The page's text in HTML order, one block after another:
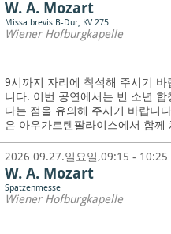
W. A. Mozart
Missa brevis B-Dur, KV 275
Wiener Hofburgkapelle
9시까지 자리에 착석해 주시기
니다. 이번 공연에서는 빈 소년
다는 점을 유의해 주시기 바랍니
은 아우가르텐팔라이스에서 함
2026 09.27.일요일,09:15 - 10:25
W. A. Mozart
Spatzenmesse
Wiener Hofburgkapelle